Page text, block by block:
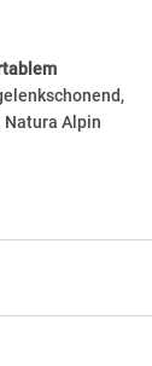
Natura Alpin